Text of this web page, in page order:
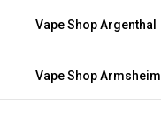
Vape Shop Argenthal
Vape Shop Armsheim